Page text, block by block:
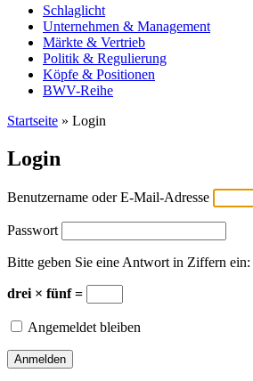
Schlaglicht
Unternehmen & Management
Märkte & Vertrieb
Politik & Regulierung
Köpfe & Positionen
BWV-Reihe
Startseite » Login
Login
Benutzername oder E-Mail-Adresse
Passwort
Bitte geben Sie eine Antwort in Ziffern ein:
drei × fünf =
Angemeldet bleiben